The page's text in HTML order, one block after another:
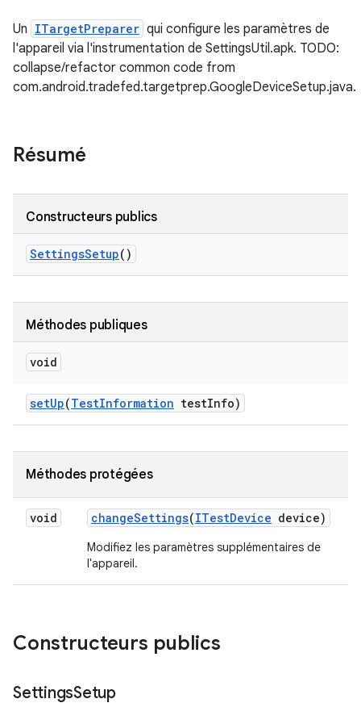
Un ITargetPreparer qui configure les paramètres de
l'appareil via l'instrumentation de SettingsUtil.apk. TODO:
collapse/refactor common code from
com.android.tradefed.targetprep.GoogleDeviceSetup.java.
Résumé
Constructeurs publics
SettingsSetup()
Méthodes publiques
void
setUp(TestInformation testInfo)
Méthodes protégées
void changeSettings(ITestDevice device)
Modifiez les paramètres supplémentaires de
l'appareil.
Constructeurs publics
SettingsSetup